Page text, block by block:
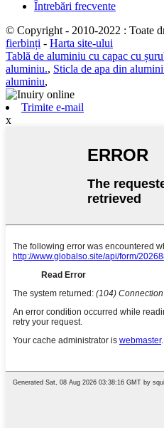
Întrebări frecvente
© Copyright - 2010-2022 : Toate
fierbinți - Harta site-ului
Tablă de aluminiu cu capac cu
aluminiu., Sticla de apa din
aluminiu,
Trimite e-mail
x